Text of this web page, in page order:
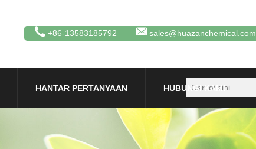
+86-13583185792 sales@huazanchemical.com
HANTAR PERTANYAAN HUBUNGI KAMI